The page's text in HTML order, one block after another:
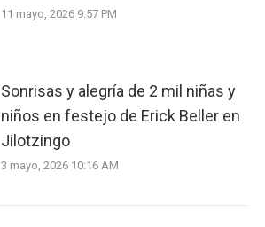
11 mayo, 2026 9:57 PM
Sonrisas y alegría de 2 mil niñas y
niños en festejo de Erick Beller en
Jilotzingo
3 mayo, 2026 10:16 AM